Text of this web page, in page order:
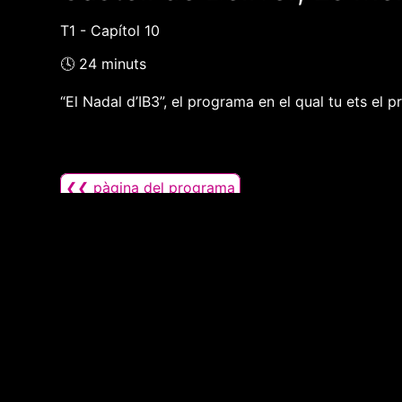
T1 - Capítol 10
🕓 24 minuts
“El Nadal d’IB3”, el programa en el qual tu ets el
❮❮ pàgina del programa